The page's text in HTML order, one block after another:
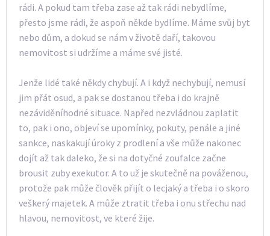
rádi. A pokud tam třeba zase až tak rádi nebydlíme,
přesto jsme rádi, že aspoň někde bydlíme. Máme svůj byt
nebo dům, a dokud se nám v životě daří, takovou
nemovitost si udržíme a máme své jisté.
Jenže lidé také někdy chybují. A i když nechybují, nemusí
jim přát osud, a pak se dostanou třeba i do krajně
nezáviděníhodné situace. Napřed nezvládnou zaplatit
to, pak i ono, objeví se upomínky, pokuty, penále a jiné
sankce, naskakují úroky z prodlení a vše může nakonec
dojít až tak daleko, že si na dotyčné zoufalce začne
brousit zuby exekutor. A to už je skutečně na pováženou,
protože pak může člověk přijít o lecjaký a třeba i o skoro
veškerý majetek. A může ztratit třeba i onu střechu nad
hlavou, nemovitost, ve které žije.